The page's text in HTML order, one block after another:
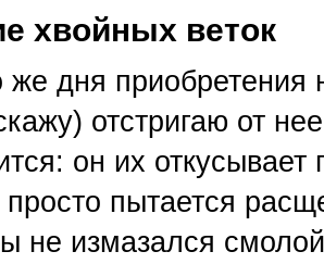
хвойных веток
же дня приобретения
отстригаю от
он их откусывает
пытается
не измазался